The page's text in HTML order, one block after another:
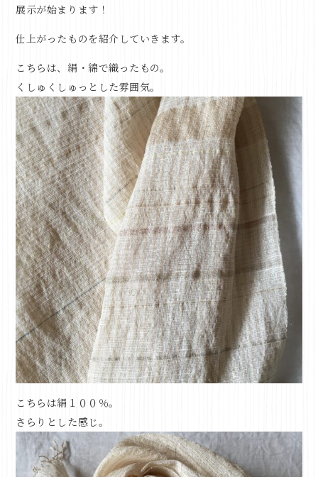
展示が始まります！
仕上がったものを紹介していきます。
こちらは、絹・綿で織ったもの。
くしゅくしゅっとした雰囲気。
こちらは絹１００％。
さらりとした感じ。